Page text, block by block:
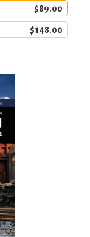
$89.00
$148.00